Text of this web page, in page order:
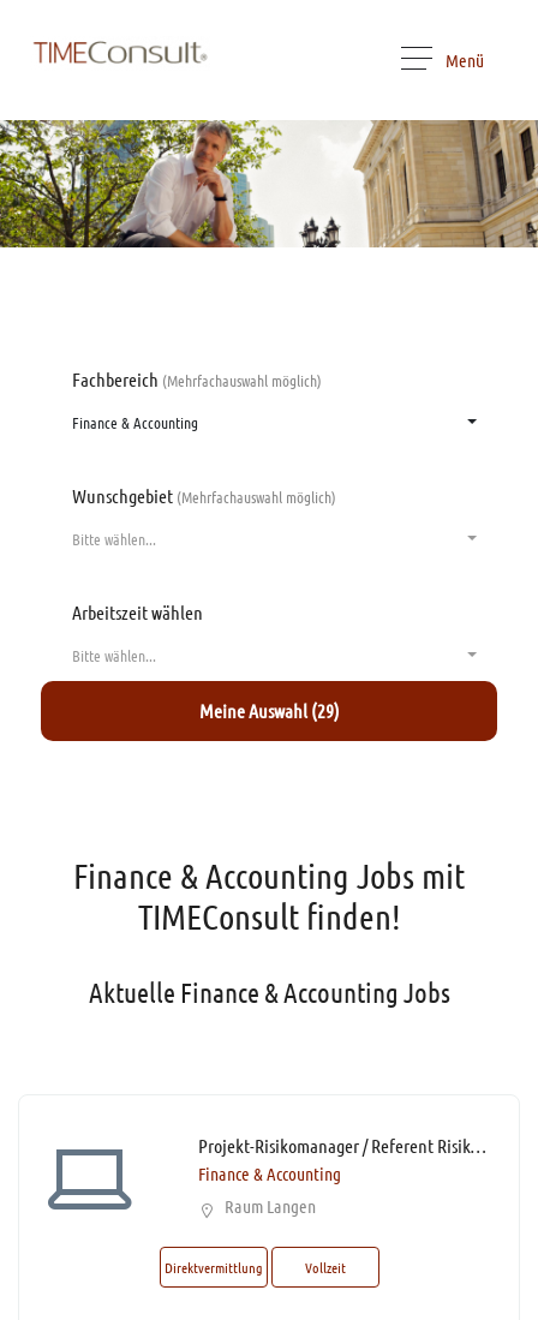
Menü
Fachbereich (Mehrfachauswahl möglich)
Finance & Accounting
Wunschgebiet (Mehrfachauswahl möglich)
Bitte wählen...
Arbeitszeit wählen
Bitte wählen...
Meine Auswahl (29)
Finance & Accounting Jobs mit
TIMEConsult finden!
Aktuelle Finance & Accounting Jobs
Projekt-Risikomanager / Referent Risikomanagement (m/w/d)*
Finance & Accounting
Raum Langen
Direktvermittlung Vollzeit